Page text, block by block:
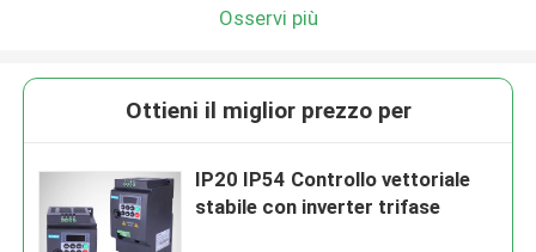
Osservi più
Ottieni il miglior prezzo per
IP20 IP54 Controllo vettoriale
stabile con inverter trifase